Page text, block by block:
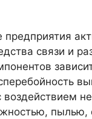
связи и
воздействием